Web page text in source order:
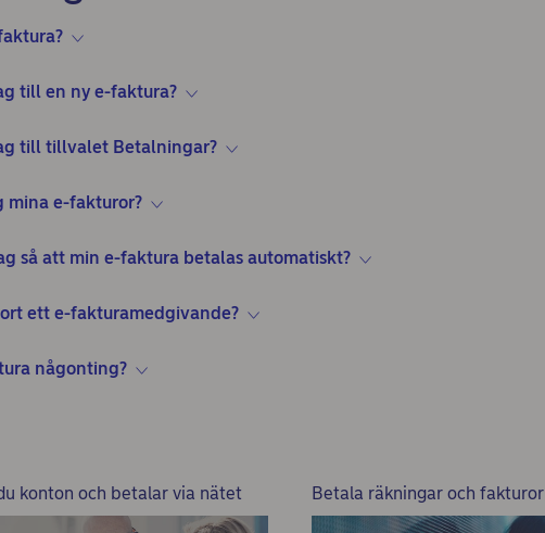
till en ny e-faktura?
till tillvalet Betalningar?
mina e-fakturor?
så att min e-faktura betalas automatiskt?
ett e-fakturamedgivande?
någonting?
konton och betalar via nätet Betala räkningar och fakturor